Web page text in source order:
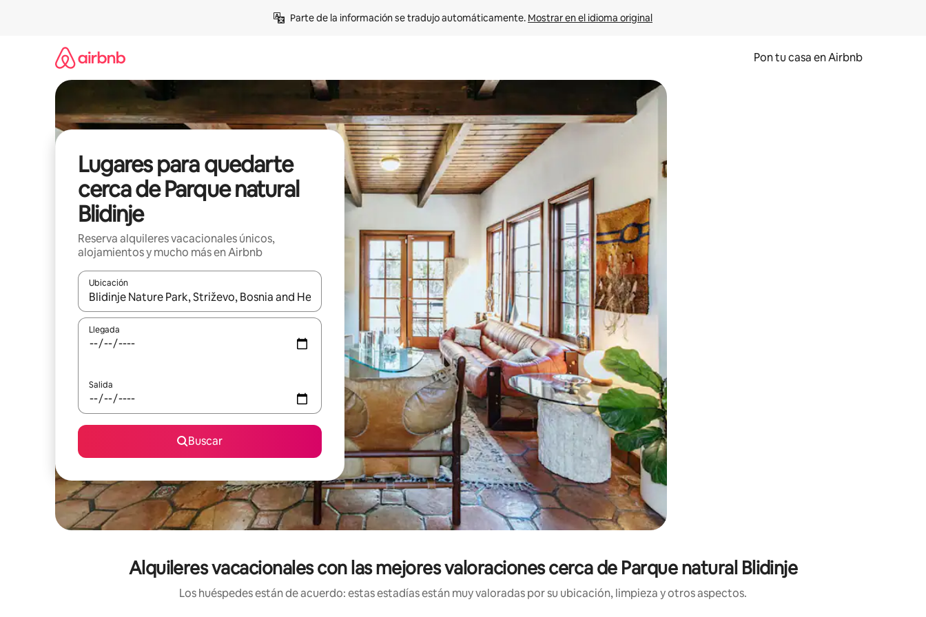
Parte de la información se tradujo automáticamente. Mostrar en el idioma original
Pon tu casa en Airbnb
Lugares para quedarte
cerca de Parque natural
Blidinje
Reserva alquileres vacacionales únicos,
alojamientos y mucho más en Airbnb
Ubicación
Cuando los resultados estén disponibles, navega con las teclas de flecha hacia arriba y hacia abajo o explora con el tacto o desliza el dedo.
Llegada
Salida
Buscar
Alquileres vacacionales con las mejores valoraciones cerca de Parque natural Blidinje
Los huéspedes están de acuerdo: estas estadías están muy valoradas por su ubicación, limpieza y otros aspectos.